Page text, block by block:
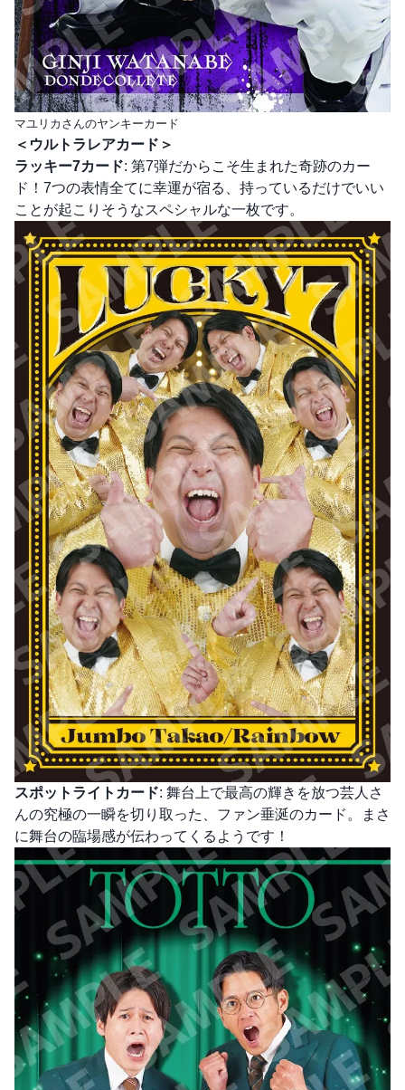
マユリカさんのヤンキーカード
＜ウルトラレアカード＞
ラッキー7カード: 第7弾だからこそ生まれた奇跡のカー
ド！7つの表情全てに幸運が宿る、持っているだけでいい
ことが起こりそうなスペシャルな一枚です。
スポットライトカード: 舞台上で最高の輝きを放つ芸人さ
んの究極の一瞬を切り取った、ファン垂涎のカード。まさ
に舞台の臨場感が伝わってくるようです！